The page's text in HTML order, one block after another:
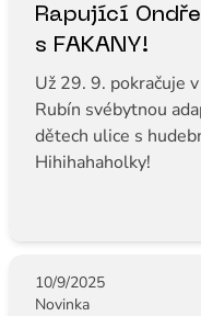
Rapující
s FAKANY!
Už 29. 9. pokračuje
Rubín svébytnou
dětech ulice s
Hihihahaholky!
10/9/2025
Novinka